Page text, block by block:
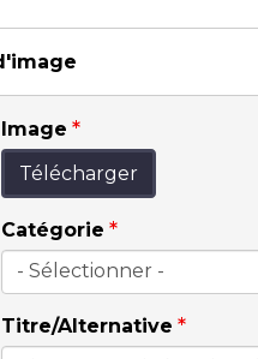
Image
Télécharger
Catégorie
Titre/Alternative